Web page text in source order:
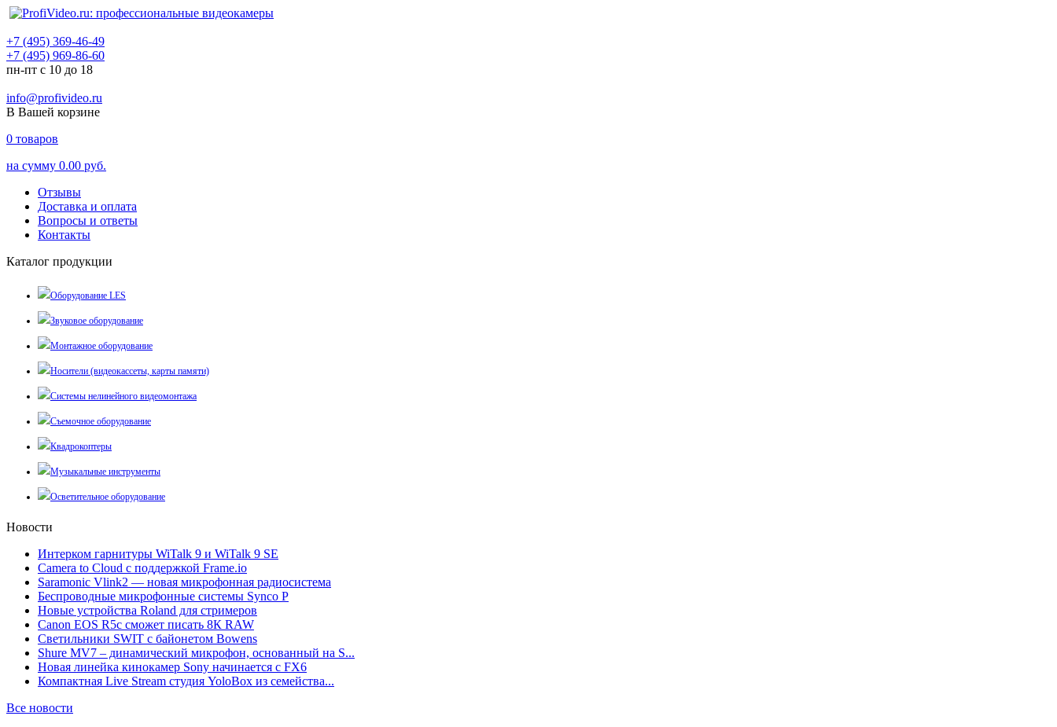
+7 (495) 369-46-49
+7 (495) 969-86-60
пн-пт с 10 до 18
info@profivideo.ru
В Вашей корзине
0 товаров
на сумму 0.00 руб.
Отзывы
Доставка и оплата
Вопросы и ответы
Контакты
Каталог продукции
Оборудование LES
Звуковое оборудование
Монтажное оборудование
Носители (видеокассеты, карты памяти)
Системы нелинейного видеомонтажа
Съемочное оборудование
Квадрокоптеры
Музыкальные инструменты
Осветительное оборудование
Новости
Интерком гарнитуры WiTalk 9 и WiTalk 9 SE
Camera to Cloud с поддержкой Frame.io
Saramonic Vlink2 — новая микрофонная радиосистема
Беспроводные микрофонные системы Synco P
Новые устройства Roland для стримеров
Canon EOS R5c сможет писать 8К RAW
Светильники SWIT с байонетом Bowens
Shure MV7 – динамический микрофон, основанный на S...
Новая линейка кинокамер Sony начинается с FX6
Компактная Live Stream студия YoloBox из семейства...
Все новости